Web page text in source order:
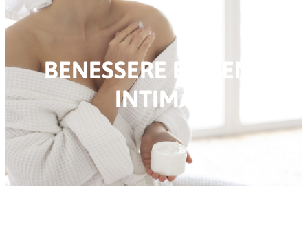
BENESSERE E IGIENE
INTIMA